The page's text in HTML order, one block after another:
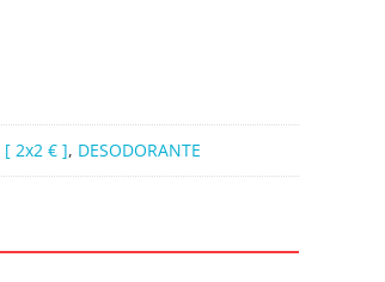
[ 2x2 € ], DESODORANTE